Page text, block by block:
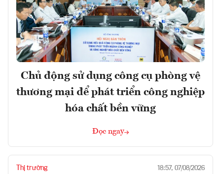
Chủ động sử dụng công cụ phòng vệ
thương mại để phát triển công nghiệp
hóa chất bền vững
Đọc ngay
Thị trường 18:57, 07/08/2026